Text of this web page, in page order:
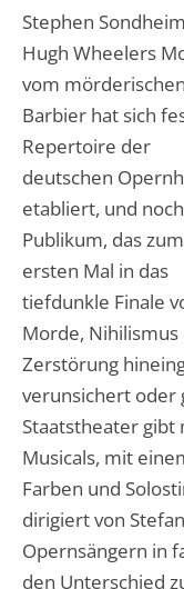
Stephen
Hugh Wheelers
vom mörderischen
Barbier hat sich
Repertoire der
deutschen
etabliert, und
Publikum, das zum
ersten Mal in das
tiefdunkle Finale
Morde, Nihilismus
Zerstörung
verunsichert oder
Staatstheater gibt
Musicals, mit
Farben und
dirigiert von
Opernsängern in
den Unterschied